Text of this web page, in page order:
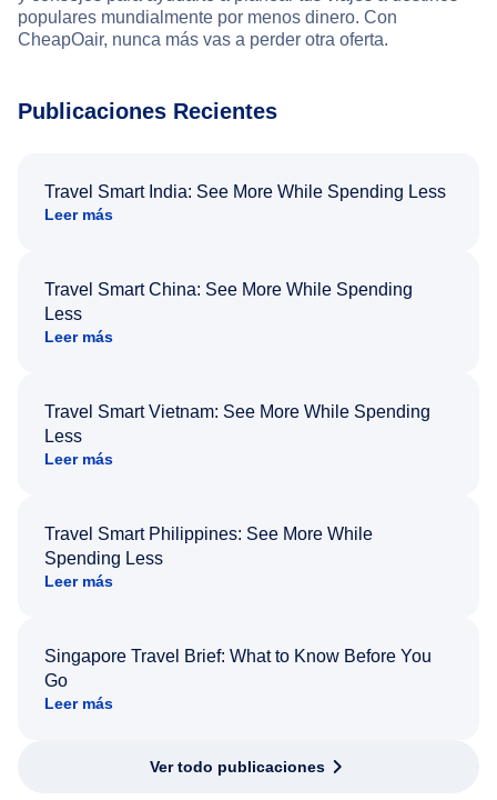
populares mundialmente por menos dinero. Con
CheapOair, nunca más vas a perder otra oferta.
Publicaciones Recientes
Travel Smart India: See More While Spending Less
Leer más
Travel Smart China: See More While Spending
Less
Leer más
Travel Smart Vietnam: See More While Spending
Less
Leer más
Travel Smart Philippines: See More While
Spending Less
Leer más
Singapore Travel Brief: What to Know Before You
Go
Leer más
Ver todo publicaciones